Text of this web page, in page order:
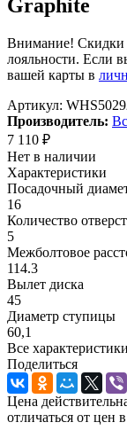
Graphite
Внимание! Скидки
лояльности. Если
вашей карты в
Артикул:
Производитель:
7 110 ₽
Нет в наличии
Характеристики
Посадочный
16
Количество
5
Межболтовое
114.3
Вылет диска
45
Диаметр ступицы
60,1
Все характеристики
Поделиться
Цена
отличаться от цен